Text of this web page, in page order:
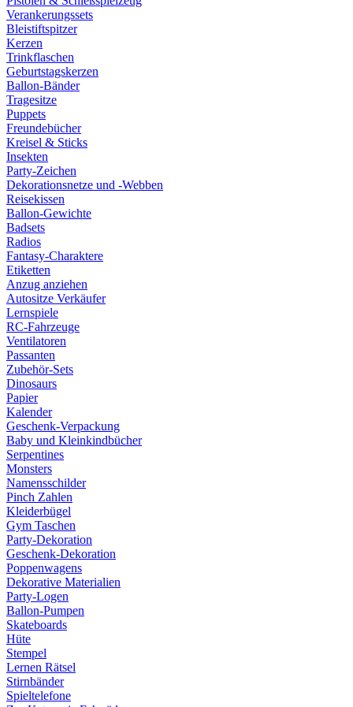
Verankerungssets
Bleistiftspitzer
Kerzen
Trinkflaschen
Geburtstagskerzen
Ballon-Bänder
Tragesitze
Puppets
Freundebücher
Kreisel & Sticks
Insekten
Party-Zeichen
Dekorationsnetze und -Webben
Reisekissen
Ballon-Gewichte
Badsets
Radios
Fantasy-Charaktere
Etiketten
Anzug anziehen
Autositze Verkäufer
Lernspiele
RC-Fahrzeuge
Ventilatoren
Passanten
Zubehör-Sets
Dinosaurs
Papier
Kalender
Geschenk-Verpackung
Baby und Kleinkindbücher
Serpentines
Monsters
Namensschilder
Pinch Zahlen
Kleiderbügel
Gym Taschen
Party-Dekoration
Geschenk-Dekoration
Poppenwagens
Dekorative Materialien
Party-Logen
Ballon-Pumpen
Skateboards
Hüte
Stempel
Lernen Rätsel
Stirnbänder
Spieltelefone